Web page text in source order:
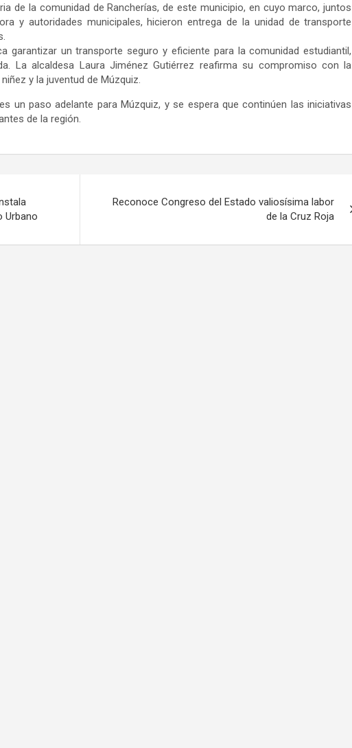
de la comunidad de Rancherías, de este municipio, en cuyo marco, juntos
y autoridades municipales, hicieron entrega de la unidad de transporte
garantizar un transporte seguro y eficiente para la comunidad estudiantil,
La alcaldesa Laura Jiménez Gutiérrez reafirma su compromiso con la
y la juventud de Múzquiz.
un paso adelante para Múzquiz, y se espera que continúen las iniciativas
de la región.
Urbano
Reconoce Congreso del Estado valiosísima labor
de la Cruz Roja